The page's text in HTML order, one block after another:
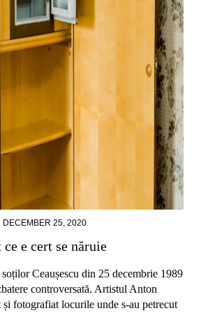
DECEMBER 25, 2020
ce e cert se năruie
Ceaușescu din 25 decembrie 1989
controversată. Artistul Anton
fotografiat locurile unde s-au petrecut